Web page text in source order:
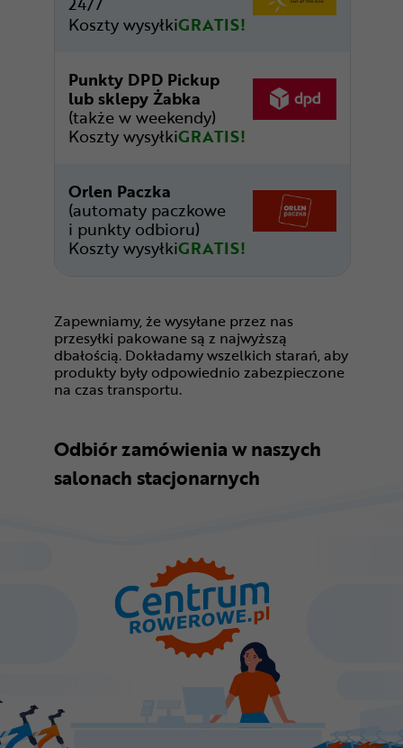
Koszty wysyłkiGRATIS!
Punkty DPD Pickup
lub sklepy Żabka
(także w weekendy)
Koszty wysyłkiGRATIS!
Orlen Paczka
(automaty paczkowe
i punkty odbioru)
Koszty wysyłkiGRATIS!
Zapewniamy, że wysyłane przez nas
przesyłki pakowane są z najwyższą
dbałością. Dokładamy wszelkich starań, aby
produkty były odpowiednio zabezpieczone
na czas transportu.
Odbiór zamówienia w naszych
salonach stacjonarnych